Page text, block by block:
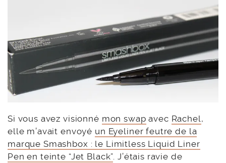
Si vous avez visionné mon swap avec Rachel,
elle m’avait envoyé un Eyeliner feutre de la
marque Smashbox : le Limitless Liquid Liner
Pen en teinte “Jet Black”. J’étais ravie de